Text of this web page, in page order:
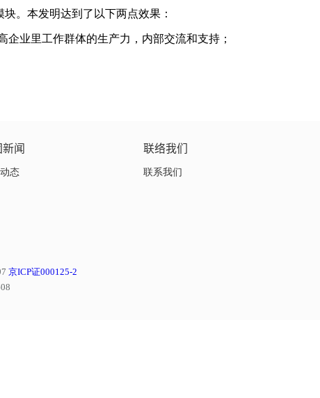
。本发明达到了以下两点效果：
业里工作群体的生产力，内部交流和支持；
闻
态
联络我们
联系我们
京ICP证000125-2